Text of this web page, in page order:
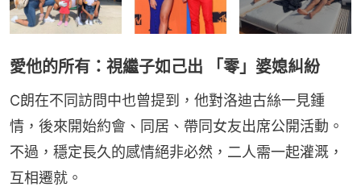
愛他的所有：視繼子如己出 「零」婆媳糾紛
C朗在不同訪問中也曾提到，他對洛迪古絲一見鍾
情，後來開始約會、同居、帶同女友出席公開活動。
不過，穩定長久的感情絕非必然，二人需一起灌溉，
互相遷就。